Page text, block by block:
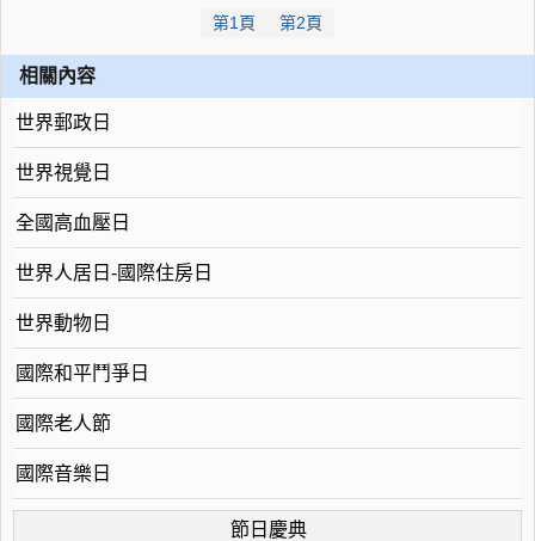
第1頁 第2頁
相關內容
世界郵政日
世界視覺日
全國高血壓日
世界人居日-國際住房日
世界動物日
國際和平鬥爭日
國際老人節
國際音樂日
節日慶典